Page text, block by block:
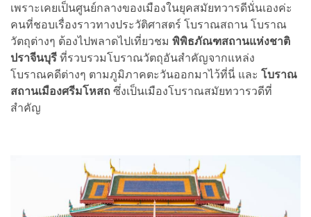
เพราะเคยเป็นศูนย์กลางของเมืองในยุคสมัยทวารดีนั่นเองค่ะ
คนที่ชอบเรื่องราวทางประวัติศาสตร์ โบราณสถาน โบราณ
วัตถุต่างๆ ต้องไปพลาดไปเที่ยวชม พิพิธภัณฑสถานแห่งชาติ
ปราจีนบุรี ที่รวบรวมโบราณวัตถุอันสำคัญจากแหล่ง
โบราณคดีต่างๆ ตามภูมิภาคตะวันออกมาไว้ที่นี่ และ โบราณ
สถานเมืองศรีมโหสถ ซึ่งเป็นเมืองโบราณสมัยทวารวดีที่
สำคัญ